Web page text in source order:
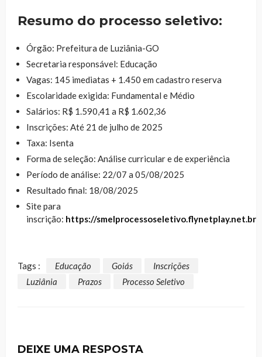
Resumo do processo seletivo:
Órgão: Prefeitura de Luziânia-GO
Secretaria responsável: Educação
Vagas: 145 imediatas + 1.450 em cadastro reserva
Escolaridade exigida: Fundamental e Médio
Salários: R$ 1.590,41 a R$ 1.602,36
Inscrições: Até 21 de julho de 2025
Taxa: Isenta
Forma de seleção: Análise curricular e de experiência
Período de análise: 22/07 a 05/08/2025
Resultado final: 18/08/2025
Site para
inscrição: https://smelprocessoseletivo.flynetplay.net.br
Tags : Educação Goiás
Inscrições
Luziânia
Prazos Processo Seletivo
DEIXE UMA RESPOSTA